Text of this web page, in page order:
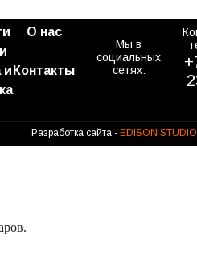
и
О нас
Контакты
Мы в
социальных
сетях:
Разработка сайта - EDISON STUDIO